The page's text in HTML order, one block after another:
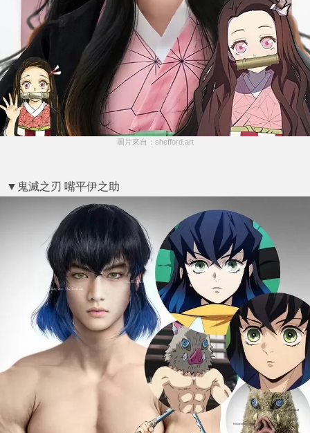
圖片來自：shefford.art
▼鬼滅之刃 嘴平伊之助